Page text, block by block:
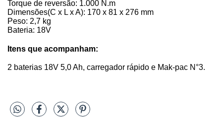
Torque de reversão: 1.000 N.m
Dimensões(C x L x A): 170 x 81 x 276 mm
Peso: 2,7 kg
Bateria: 18V
Itens que acompanham:
2 baterias 18V 5,0 Ah, carregador rápido e Mak-pac N°3.